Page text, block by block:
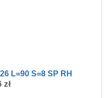
L=90 S=8 SP RH
zł